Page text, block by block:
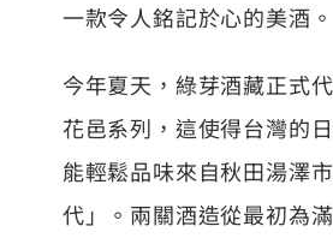
一款令人銘記於心的美酒。
今年夏天， 綠芽酒藏正式
花邑系列，這使得台灣的
能輕鬆品味來自秋田湯澤
代」。兩關酒造從最初為